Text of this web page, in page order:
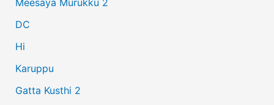
o
r
:
DC
Hi
Karuppu
Gatta Kusthi 2